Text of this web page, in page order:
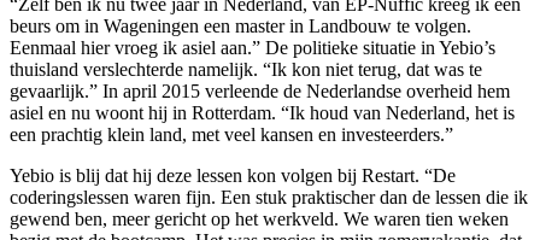
beurs om in Wageningen een master in Landbouw te volgen.
Eenmaal hier vroeg ik asiel aan.” De politieke situatie in Yebio’s
thuisland verslechterde namelijk. “Ik kon niet terug, dat was te
gevaarlijk.” In april 2015 verleende de Nederlandse overheid hem
asiel en nu woont hij in Rotterdam. “Ik houd van Nederland, het is
een prachtig klein land, met veel kansen en investeerders.”
Yebio is blij dat hij deze lessen kon volgen bij Restart. “De
coderingslessen waren fijn. Een stuk praktischer dan de lessen die ik
gewend ben, meer gericht op het werkveld. We waren tien weken